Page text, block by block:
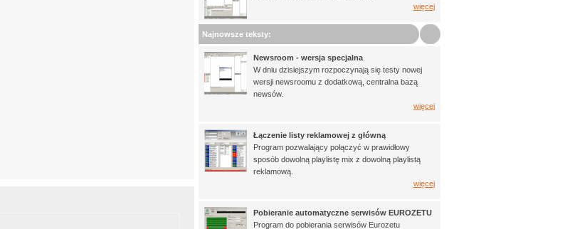
więcej
Najnowsze teksty:
Newsroom - wersja specjalna
W dniu dzisiejszym rozpoczynają się testy nowej
wersji newsroomu z dodatkową, centralna bazą
newsów.
więcej
Łączenie listy reklamowej z główną
Program pozwalający połączyć w prawidłowy
sposób dowolną playlistę mix z dowolną playlistą
reklamową.
więcej
Pobieranie automatyczne serwisów EUROZETU
Program do pobierania serwisów Eurozetu